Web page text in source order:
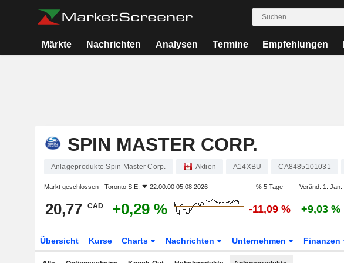
Märkte Nachrichten Analysen Termine Empfehlungen
SPIN MASTER CORP.
Anlageprodukte Spin Master Corp. Aktien A14XBU CA8485101031
Markt geschlossen - Toronto S.E. 22:00:00 05.08.2026 % 5 Tage Veränd. 1. Jan.
20,77 CAD +0,29 % -11,09 % +9,03 %
Übersicht Kurse Charts Nachrichten Unternehmen Finanzen